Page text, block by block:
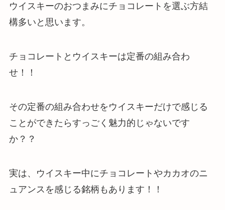
ウイスキーのおつまみにチョコレートを選ぶ方結
構多いと思います。
チョコレートとウイスキーは定番の組み合わ
せ！！
その定番の組み合わせをウイスキーだけで感じる
ことができたらすっごく魅力的じゃないです
か？？
実は、ウイスキー中にチョコレートやカカオのニ
ュアンスを感じる銘柄もあります！！